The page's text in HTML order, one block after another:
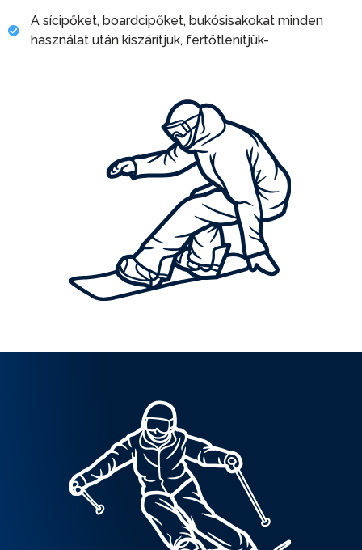
A sícipőket, boardcipőket, bukósisakokat minden
használat után kiszárítjuk, fertőtlenítjük-